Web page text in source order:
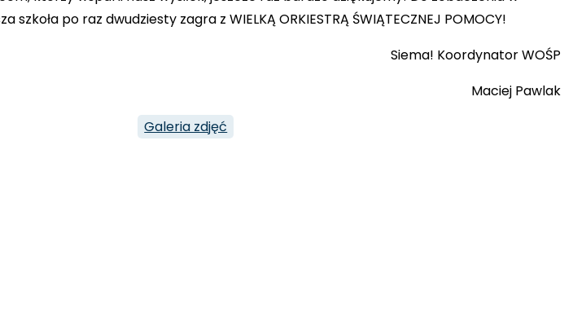
szkoła po raz dwudziesty zagra z WIELKĄ ORKIESTRĄ ŚWIĄTECZNEJ POMOCY!
Siema! Koordynator WOŚP
Maciej Pawlak
Galeria zdjęć